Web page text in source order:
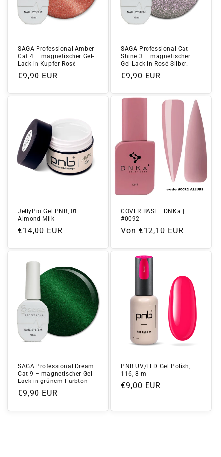
SAGA Professional Amber
Cat 4 – magnetischer Gel-
Lack in Kupfer-Rosé
Normaler
€9,90 EUR
SAGA Professional Cat
Shine 3 – magnetischer
Gel-Lack in Rosé-Silber.
Normaler
€9,90 EUR
JellyPro Gel PNB, 01
Almond Milk
Normaler
€14,00 EUR
COVER BASE | DNKa |
#0092
Normaler
Von €12,10 EUR
SAGA Professional Dream
Cat 9 – magnetischer Gel-
Lack in grünem Farbton
Normaler
€9,90 EUR
PNB UV/LED Gel Polish,
116, 8 ml
Normaler
€9,00 EUR